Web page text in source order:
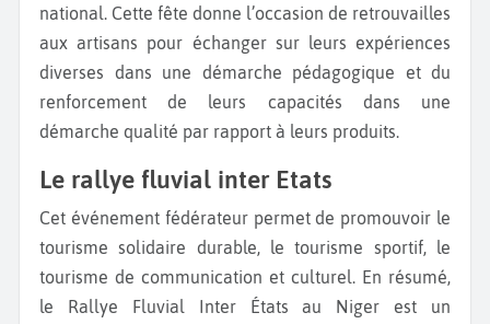
national. Cette fête donne l’occasion de retrouvailles
aux artisans pour échanger sur leurs expériences
diverses dans une démarche pédagogique et du
renforcement de leurs capacités dans une
démarche qualité par rapport à leurs produits.
Le rallye fluvial inter Etats
Cet événement fédérateur permet de promouvoir le
tourisme solidaire durable, le tourisme sportif, le
tourisme de communication et culturel. En résumé,
le Rallye Fluvial Inter États au Niger est un